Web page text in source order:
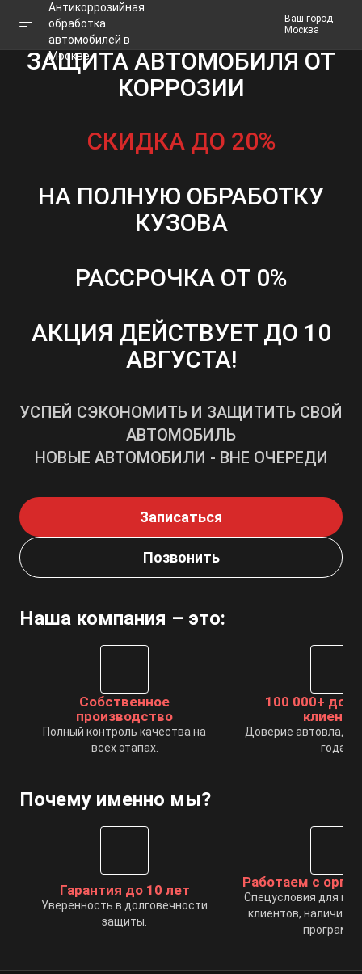
Ваш город
Москва
ЗАЩИТА АВТОМОБИЛЯ ОТ
КОРРОЗИИ
СКИДКА ДО 20%
НА ПОЛНУЮ ОБРАБОТКУ
КУЗОВА
РАССРОЧКА ОТ 0%
АКЦИЯ ДЕЙСТВУЕТ ДО 10
АВГУСТА!
УСПЕЙ СЭКОНОМИТЬ И ЗАЩИТИТЬ СВОЙ
АВТОМОБИЛЬ
НОВЫЕ АВТОМОБИЛИ - ВНЕ ОЧЕРЕДИ
Записаться
Позвонить
Наша компания – это:
Собственное
производство
Полный контроль качества на
всех этапах.
100 000+
Доверие
года.
Почему именно мы?
Гарантия до 10 лет
Уверенность в долговечности
защиты.
Работаем с
Спецусловия для
клиентов, наличие